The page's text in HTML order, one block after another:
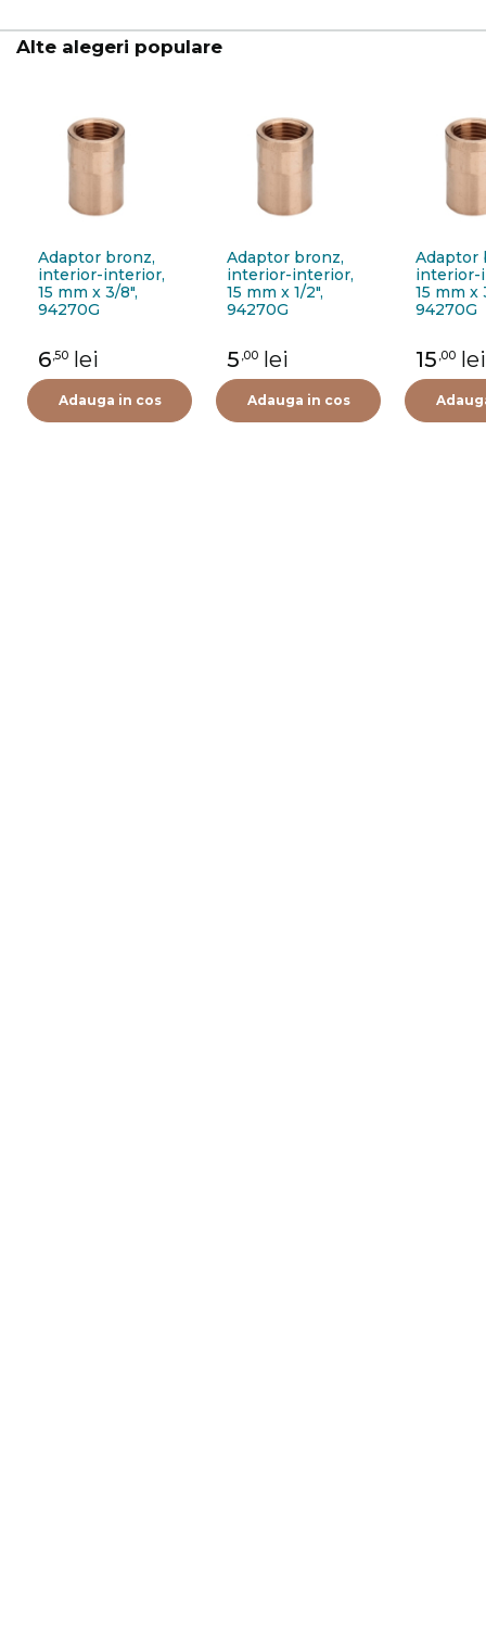
Alte alegeri populare
Adaptor bronz,
interior-interior,
15 mm x 3/8",
94270G
6,50 lei
Adauga in cos
Adaptor bronz,
interior-interior,
15 mm x 1/2",
94270G
5 ,00 lei
Adauga in cos
Adaptor
interior-
15 mm x
94270G
15 ,00 lei